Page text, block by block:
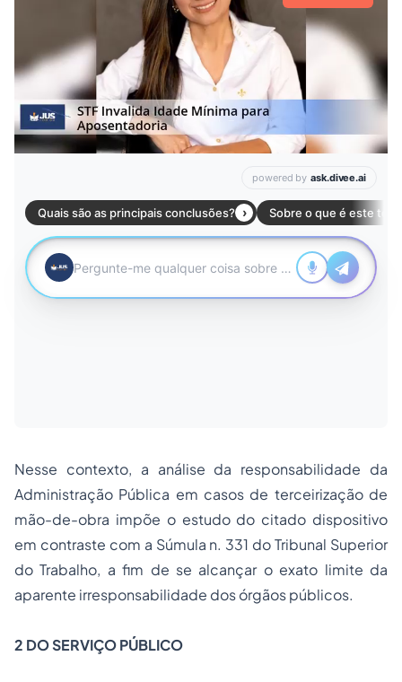
Nesse contexto, a análise da responsabilidade da
Administração Pública em casos de terceirização de
mão-de-obra impõe o estudo do citado dispositivo
em contraste com a Súmula n. 331 do Tribunal Superior
do Trabalho, a fim de se alcançar o exato limite da
aparente irresponsabilidade dos órgãos públicos.
2 DO SERVIÇO PÚBLICO